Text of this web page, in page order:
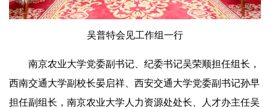
吴普特会见工作组一行
南京农业大学党委副书记、纪委书记吴荣顺担任组长，
西南交通大学副校长晏启祥、西安交通大学党委副书记孙早
担任副组长，南京农业大学人力资源处处长、人才办主任吴